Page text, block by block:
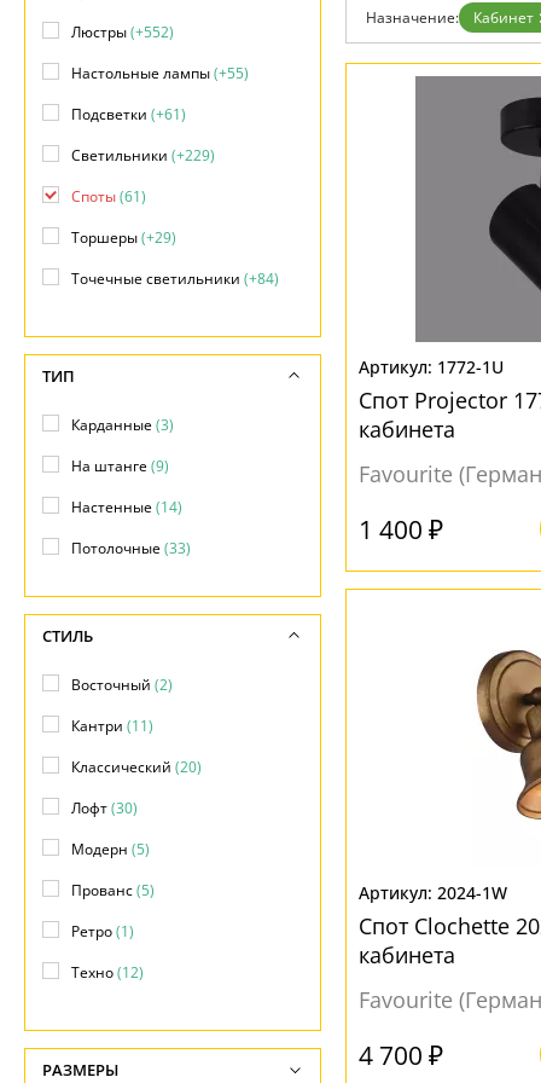
Возврат
Отзывы
Дизайнерам
Бренды
Контакты
Назначение: Кабинет
1772-1U
Спот Projector
кабинета
Favourite
1 400 ₽
2024-1W
Спот Clochette
кабинета
Favourite
4 700 ₽
Люстры(+552)
Настольные лампы(+55)
Подсветки (+61)
Светильники (+229)
Споты(61)
Торшеры(+29)
Точечные светильники (+84)
ТИП
Карданные(3)
На штанге(9)
Настенные(14)
Потолочные(33)
СТИЛЬ
Восточный (2)
Кантри (11)
Классический (20)
Лофт(30)
Модерн (5)
Прованс(5)
Ретро(1)
Техно(12)
РАЗМЕРЫ